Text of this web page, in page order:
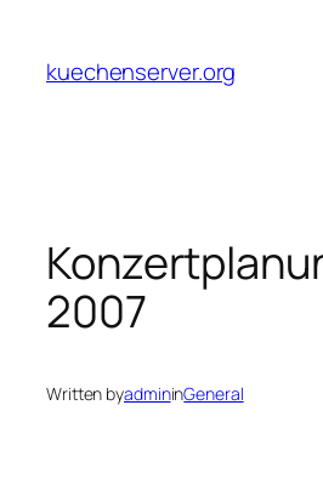
content
kuechenserver.org
2007
Written byadmininGeneral